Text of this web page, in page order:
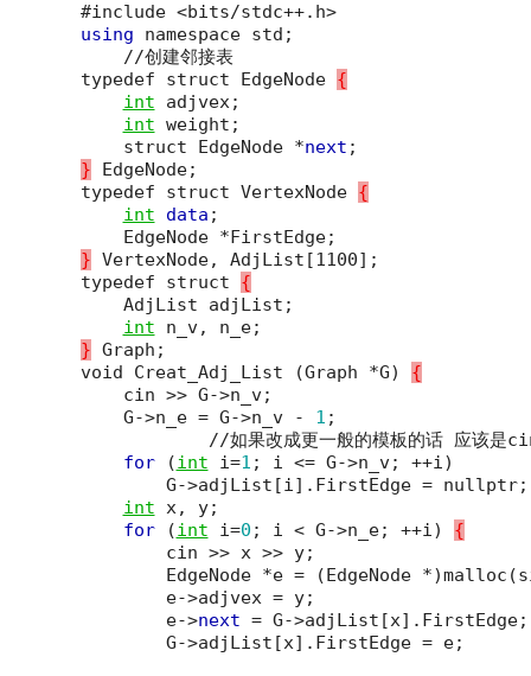
#include <bits/stdc++. h>
using
namespace std ;
//创建邻接表
typedef
struct EdgeNode {
int
adjvex;
int weight ;
struct
EdgeNode *next ;
}
EdgeNode;
typedef
struct VertexNode {
int
data ;
EdgeNode *FirstEdge;
} VertexNode, AdjList [1100] ;
typedef
struct
{
AdjList
adjList ;
int
n_v, n_e;
} Graph ;
void
Creat_Adj_List (Graph *G)
{
cin >> G->n_v;
G->n_e = G->n_v - 1 ;
//如果改成更一般的模板的话 应该是
for
(int i=1 ; i <= G->n_v; ++i)
G->adjList [i] . FirstEdge = nullptr;
int x, y;
for
(int i=0 ; i < G->n_e; ++i)
{
cin >> x >> y;
EdgeNode *e = (EdgeNode *)malloc (
e->adjvex = y;
e->next = G->adjList [x] . FirstEdge;
G->adjList [x] . FirstEdge = e;